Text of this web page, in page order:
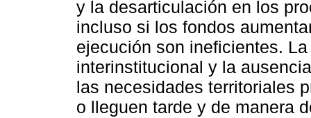
y la desarticulación en los
incluso si los fondos
ejecución son ineficientes.
interinstitucional y la
las necesidades territoriales
o lleguen tarde y de manera